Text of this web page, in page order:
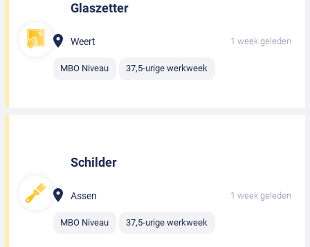
Glaszetter
Weert 1 week geleden
MBO Niveau 37,5-urige werkweek
Schilder
Assen 1 week geleden
MBO Niveau 37,5-urige werkweek